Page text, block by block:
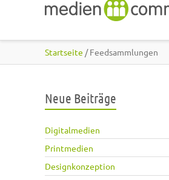
Startseite / Feedsammlungen
Neue Beiträge
Digitalmedien
Printmedien
Designkonzeption